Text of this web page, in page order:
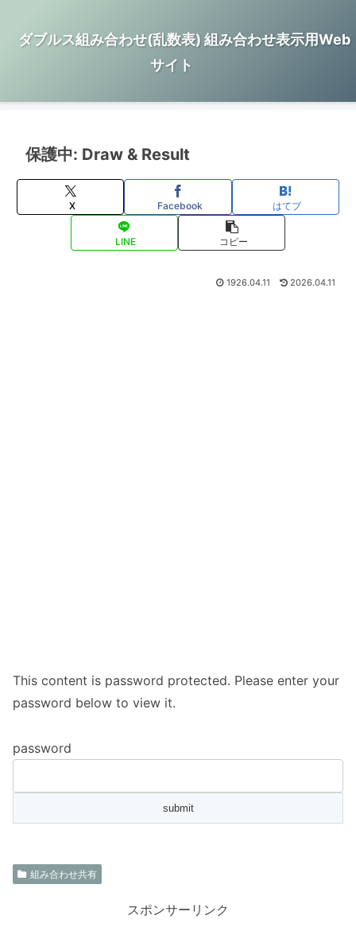
ダブルス組み合わせ(乱数表) 組み合わせ表示用Web
サイト
保護中: Draw & Result
X Facebook はてブ
LINE コピー
1926.04.11 2026.04.11
This content is password protected. Please enter your
password below to view it.
password
組み合わせ共有
スポンサーリンク